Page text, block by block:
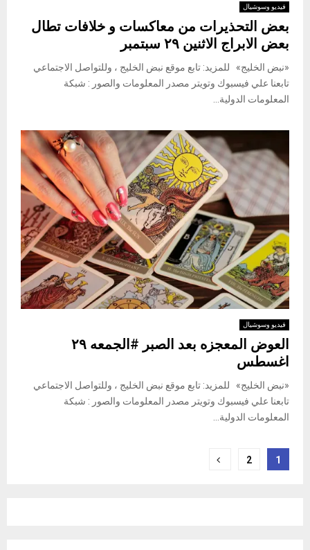
فيديو وسوشيال
بعض التحذيرات من معاكسات و خلافات تطال
بعض الابراج الاثنين ٢٩ سبتمبر
«نبض الخليج» للمزيد: تابع موقع نبض الخليج ، وللتواصل الاجتماعي
تابعنا علي فيسبوك وتويتر مصدر المعلومات والصور : شبكة
المعلومات الدولية...
فيديو وسوشيال
العوض المعجزه بعد الصبر #الجمعه ٢٩
اغسطس
«نبض الخليج» للمزيد: تابع موقع نبض الخليج ، وللتواصل الاجتماعي
تابعنا علي فيسبوك وتويتر مصدر المعلومات والصور : شبكة
المعلومات الدولية...
Posts
1
2